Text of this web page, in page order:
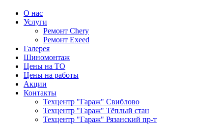
О нас
Услуги
Ремонт Chery
Ремонт Exeed
Галерея
Шиномонтаж
Цены на ТО
Цены на работы
Акции
Контакты
Техцентр "Гараж" Свиблово
Техцентр "Гараж" Тёплый стан
Техцентр "Гараж" Рязанский пр-т